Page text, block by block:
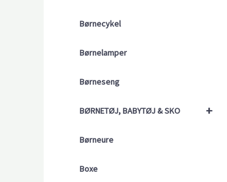
Børnecykel
Børnelamper
Børneseng
+
BØRNETØJ, BABYTØJ & SKO
Børneure
Boxe